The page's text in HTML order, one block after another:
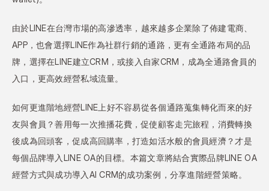
由於LINE在台灣市場的高滲透率，越來越多企業除了佈建電商、
APP，也會選擇LINE作為社群行銷的通路，更有全通路布局的品
牌，選擇在LINE建立CRM，或接入自家CRM，成為全通路會員的
入口，更高效經營私域流量。
如何更進階地經營LINE上好不容易從各個通路蒐集轉化而來的好
友與會員？善用每一次推播花費，促使顧客走完旅程，消費轉換
後成為回頭客，促成高回購率，打造如活水般的會員經濟？才是
每個品牌導入LINE OA的目標。本篇文章將結合實際品牌LINE OA
經營方式與成功導入AI CRM的成功案例，分享進階經營策略。